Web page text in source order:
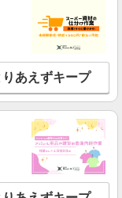
※試用期間は最低3
1年間の有期雇用後、
となります。
店舗 (例 【知久屋
部地域の
18店舗、浜名区2店
舗、湖西市1店舗、掛
詳細を見る
りあえずキープ